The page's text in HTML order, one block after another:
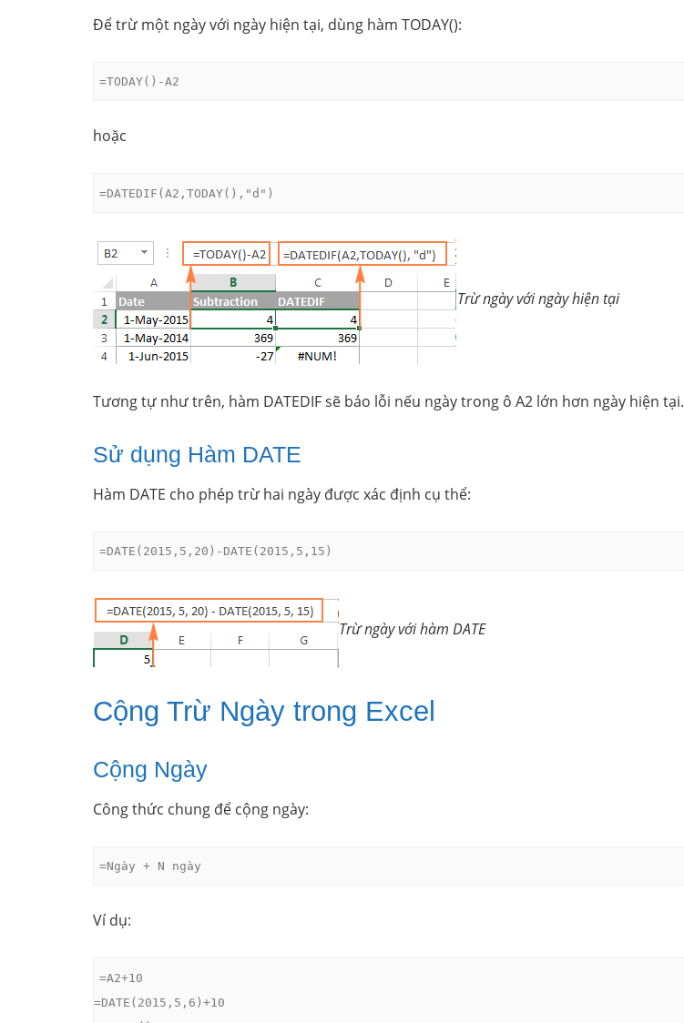
Để trừ một ngày với ngày hiện tại, dùng hàm TODAY():
=TODAY()-A2
hoặc
=DATEDIF(A2,TODAY(),"d")
Trừ ngày với ngày hiện tại
Tương tự như trên, hàm DATEDIF sẽ báo lỗi nếu ngày trong ô A2 lớn hơn ngày hiện tại.
Sử dụng Hàm DATE
Hàm DATE cho phép trừ hai ngày được xác định cụ thể:
=DATE(2015,5,20)-DATE(2015,5,15)
Trừ ngày với hàm DATE
Cộng Trừ Ngày trong Excel
Cộng Ngày
Công thức chung để cộng ngày:
=Ngày + N ngày
Ví dụ:
=A2+10
=DATE(2015,5,6)+10